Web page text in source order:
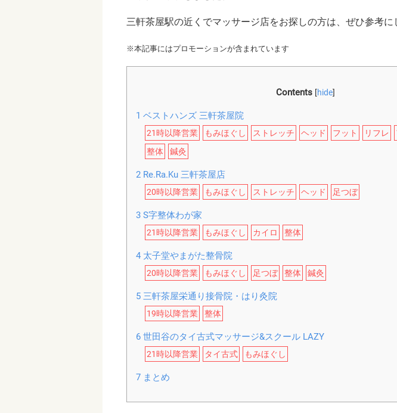
三軒茶屋駅の近くでマッサージ店をお探しの方は、ぜひ参考に
※本記事にはプロモーションが含まれています
Contents [hide]
1 ベストハンズ 三軒茶屋院
21時以降営業 もみほぐし ストレッチ ヘッド フット リフレ
整体
鍼灸
2Re.Ra.Ku 三軒茶屋店
20時以降営業 もみほぐし ストレッチ ヘッド 足つぼ
3S字整体わが家
21時以降営業 もみほぐし カイロ 整体
4太子堂やまがた整骨院
20時以降営業 もみほぐし 足つぼ 整体 鍼灸
5三軒茶屋栄通り接骨院・はり灸院
19時以降営業 整体
6世田谷のタイ古式マッサージ&スクール LAZY
21時以降営業 タイ古式 もみほぐし
7まとめ